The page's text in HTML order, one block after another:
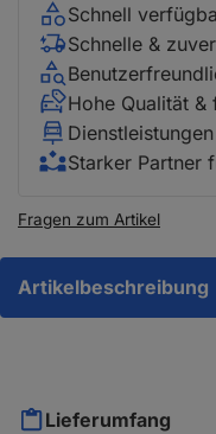
Schnell
Schnelle &
Hohe Qualität &
Starker Partner
Fragen zum Artikel
Artikelbeschreibung
Lieferumfang